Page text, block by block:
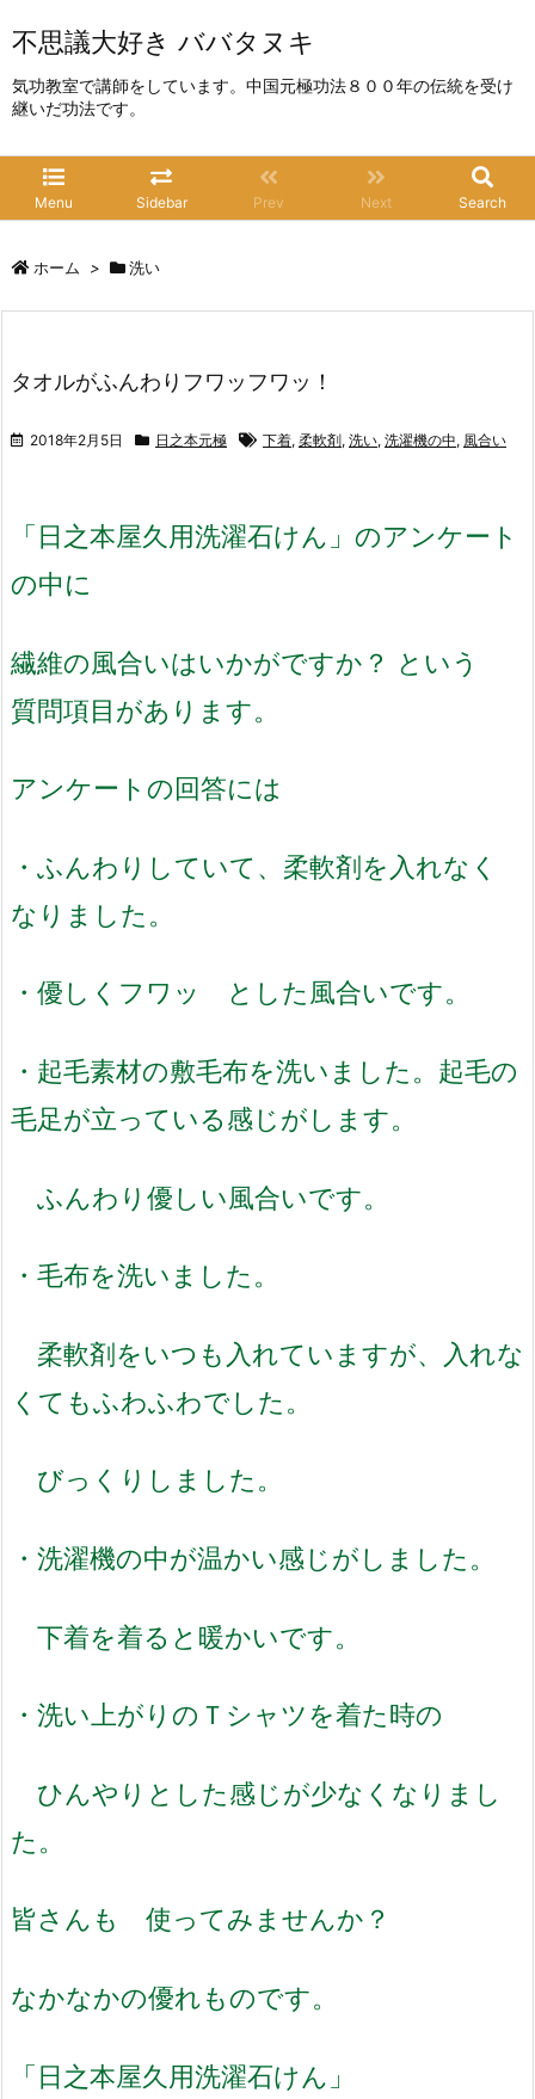
不思議大好き ババタヌキ
気功教室で講師をしています。中国元極功法８００年の伝統を受け
継いだ功法です。
Menu Sidebar Prev Next Search
ホーム > 洗い
タオルがふんわりフワッフワッ！
2018年2月5日 日之本元極 下着, 柔軟剤, 洗い, 洗濯機の中, 風合い
「日之本屋久用洗濯石けん」のアンケート
の中に
繊維の風合いはいかがですか？ という
質問項目があります。
アンケートの回答には
・ふんわりしていて、柔軟剤を入れなく
なりました。
・優しくフワッ とした風合いです。
・起毛素材の敷毛布を洗いました。起毛の
毛足が立っている感じがします。
ふんわり優しい風合いです。
・毛布を洗いました。
柔軟剤をいつも入れていますが、入れな
くてもふわふわでした。
びっくりしました。
・洗濯機の中が温かい感じがしました。
下着を着ると暖かいです。
・洗い上がりのＴシャツを着た時の
ひんやりとした感じが少なくなりまし
た。
皆さんも 使ってみませんか？
なかなかの優れものです。
「日之本屋久用洗濯石けん」